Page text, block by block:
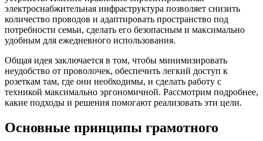
электроснабжительная инфраструктура позволяет снизить
количество проводов и адаптировать пространство под
потребности семьи, сделать его безопасным и максимально
удобным для ежедневного использования.
Общая идея заключается в том, чтобы минимизировать
неудобство от проволочек, обеспечить легкий доступ к
розеткам там, где они необходимы, и сделать работу с
техникой максимально эргономичной. Рассмотрим подробнее,
какие подходы и решения помогают реализовать эти цели.
Основные принципы грамотного